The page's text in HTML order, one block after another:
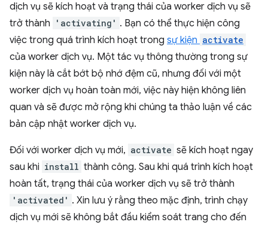
dịch vụ sẽ kích hoạt và trạng thái của worker dịch vụ sẽ
trở thành
'activating' . Bạn có thể thực hiện công
việc trong quá trình kích hoạt trong sự kiện activate
của worker dịch vụ. Một tác vụ thông thường trong sự
kiện này là cắt bớt bộ nhớ đệm cũ, nhưng đối với một
worker dịch vụ hoàn toàn mới, việc này hiện không liên
quan và sẽ được mở rộng khi chúng ta thảo luận về các
bản cập nhật worker dịch vụ.
Đối với worker dịch vụ mới, activate sẽ kích hoạt ngay
sau khi install thành công. Sau khi quá trình kích hoạt
hoàn tất, trạng thái của worker dịch vụ sẽ trở thành
'activated' . Xin lưu ý rằng theo mặc định, trình chạy
dịch vụ mới sẽ không bắt đầu kiểm soát trang cho đến